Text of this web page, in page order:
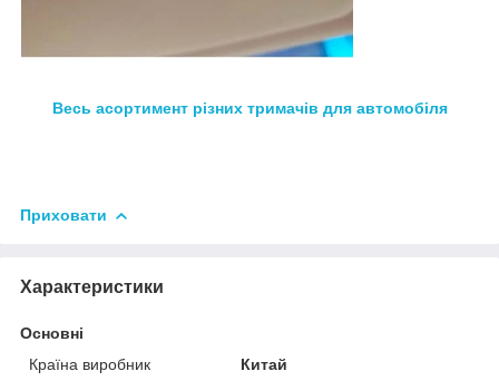
Весь асортимент різних тримачів для автомобіля
Приховати
Характеристики
Основні
Країна виробник
Китай